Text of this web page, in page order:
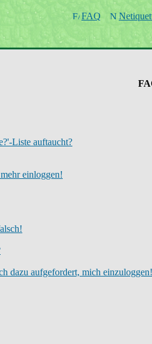
FAQ
Liste auftaucht?
einloggen!
dazu aufgefordert, mich einzuloggen!